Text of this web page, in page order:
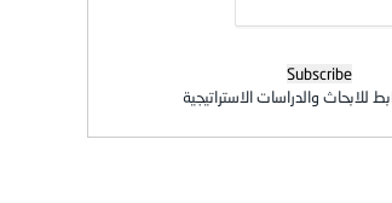
للابحاث والدراسات الاستراتيجية